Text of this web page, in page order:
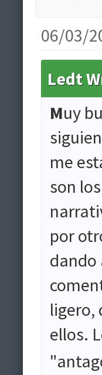
06/03/
Ledt
Muy
me
son
por
dando
ligero,
ellos.